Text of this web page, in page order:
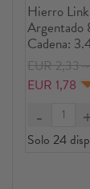
Hierro
Argentado
Cadena:
12
EUR 2,33
EUR 1,78
Solo 24